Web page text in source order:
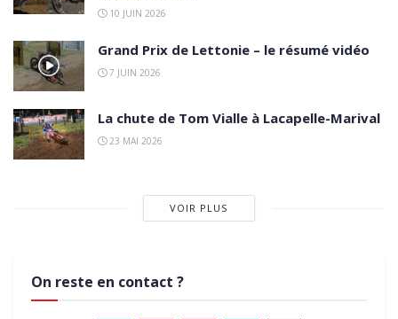
10 JUIN 2026
Grand Prix de Lettonie – le résumé vidéo
7 JUIN 2026
La chute de Tom Vialle à Lacapelle-Marival
23 MAI 2026
VOIR PLUS
On reste en contact ?